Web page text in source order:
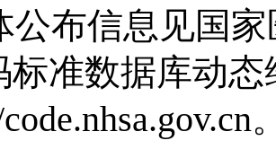
公布信息见国
标准数据库动